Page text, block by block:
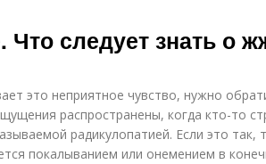
следует знать о
это неприятное чувство, нужно
распространены, когда кто-то
радикулопатией. Если это так,
покалыванием или онемением в